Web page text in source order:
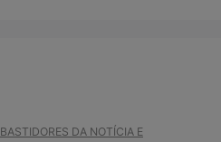
BASTIDORES DA NOTÍCIA E